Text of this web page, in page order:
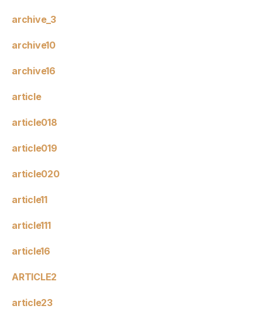
archive_3
archive10
archive16
article
article018
article019
article020
article11
article111
article16
ARTICLE2
article23